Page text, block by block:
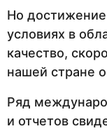
Но
условиях в
качество,
нашей стране
Ряд
и отчетов